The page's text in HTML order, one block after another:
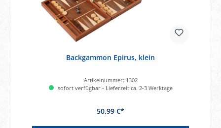
Backgammon Epirus, klein
Artikelnummer: 1302
sofort verfügbar - Lieferzeit ca. 2-3 Werktage
50,99 €*